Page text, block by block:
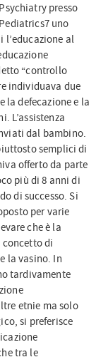
presso
uno
l’educazione al
“controllo
individuava due
la defecazione e la
L’assistenza
dal bambino.
semplici di
offerto da parte
più di 8 anni di
di successo. Si
per varie
che è la
di
la vasino. In
tardivamente
etnie ma solo
si preferisce
tra le